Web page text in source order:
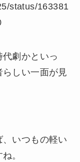
status/163381
劇かといっ
しい一面が見
いつもの軽い
。